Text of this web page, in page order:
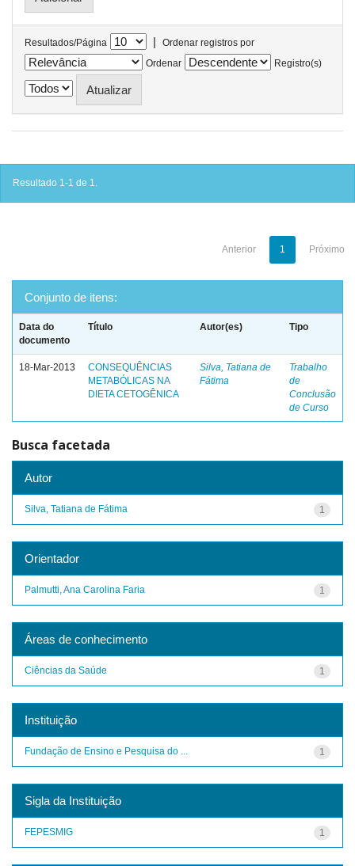
Resultados/Página |
Ordenar registros por
Ordenar
Registro(s)
Resultado 1-1 de 1.
Anterior 1 Próximo
Conjunto de itens:
Data do
documento
Título Autor(es) Tipo
18-Mar-2013
CONSEQUÊNCIAS
METABÓLICAS NA
DIETA CETOGÊNICA
Silva, Tatiana de
Fátima
Trabalho
de
Conclusão
de Curso
Busca facetada
Autor
1
Silva, Tatiana de Fátima
Orientador
1
Palmutti, Ana Carolina Faria
Áreas de conhecimento
1
Ciências da Saúde
Instituição
1
Fundação de Ensino e Pesquisa do ...
Sigla da Instituição
1
FEPESMIG